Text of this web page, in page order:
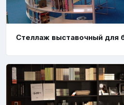
Стеллаж выставочный для